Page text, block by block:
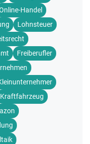
Handel
Lohnsteuer
Freiberufler
Kraftfahrzeug